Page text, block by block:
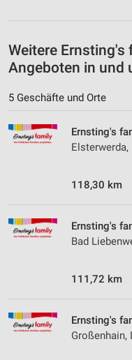
Weitere Ernsting's
Angeboten in und
5 Geschäfte und Orte
Ernsting's
118,30 km
Ernsting's
Bad
111,72 km
Ernsting's
Großenhain,